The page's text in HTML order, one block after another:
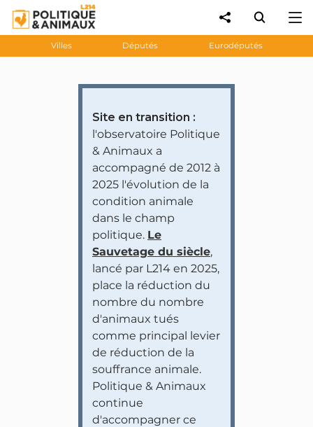
Villes Députés Eurodéputés
Site en transition :
l'observatoire Politique
& Animaux a
accompagné de 2012 à
2025 l'évolution de la
condition animale
dans le champ
politique. Le
Sauvetage du siècle,
lancé par L214 en 2025,
place la réduction du
nombre du nombre
d'animaux tués
comme principal levier
de réduction de la
souffrance animale.
Politique & Animaux
continue
d'accompagner ce